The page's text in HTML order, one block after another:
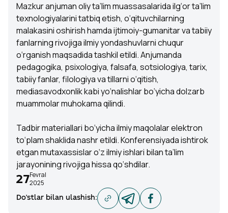
Mazkur anjuman oliy ta’lim muassasalarida ilg‘or ta’lim
texnologiyalarini tatbiq etish, o‘qituvchilarning
malakasini oshirish hamda ijtimoiy-gumanitar va tabiiy
fanlarning rivojiga ilmiy yondashuvlarni chuqur
o‘rganish maqsadida tashkil etildi. Anjumanda
pedagogika, psixologiya, falsafa, sotsiologiya, tarix,
tabiiy fanlar, filologiya va tillarni o‘qitish,
mediasavodxonlik kabi yo‘nalishlar bo‘yicha dolzarb
muammolar muhokama qilindi.
Tadbir materiallari bo‘yicha ilmiy maqolalar elektron
to‘plam shaklida nashr etildi. Konferensiyada ishtirok
etgan mutaxassislar o‘z ilmiy ishlari bilan ta’lim
jarayonining rivojiga hissa qo‘shdilar.
27Fevral
2025
Do'stlar bilan ulashish: